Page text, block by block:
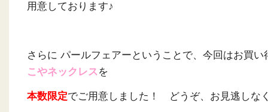
用意しております♪
さらに パールフェアーということで、今回はお買い
こやネックレスを
本数限定でご用意しました！ どうぞ、お見逃しな